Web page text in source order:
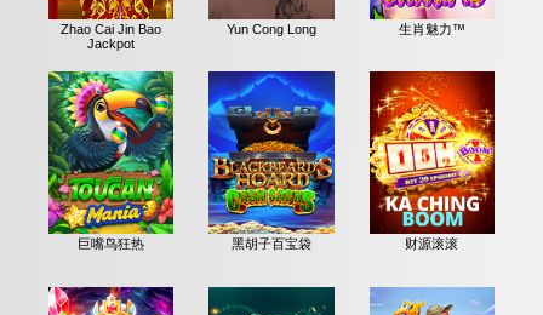
Zhao Cai Jin Bao
Jackpot
Yun Cong Long 生肖魅力™
巨嘴鸟狂热 黑胡子百宝袋 财源滚滚